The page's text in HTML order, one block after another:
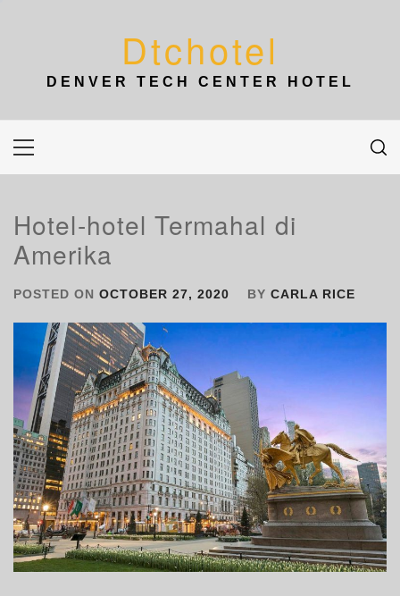
Dtchotel
DENVER TECH CENTER HOTEL
Primary
Menu
Hotel-hotel Termahal di
Amerika
POSTED ON OCTOBER 27, 2020 BY CARLA RICE